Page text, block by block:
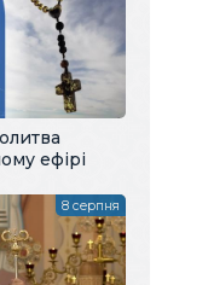
ефірі
8 серпня